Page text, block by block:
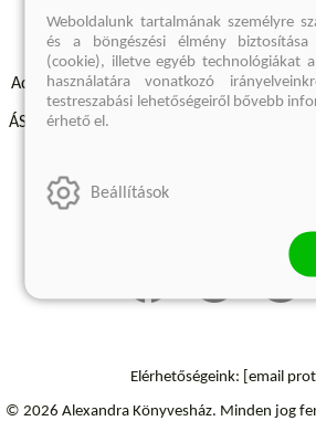
Adatvédelmi szabályzatok Elállási
ÁSZF - Vásárlási feltételek
Szállítási információk
Elérhetőségeink: [email
© 2026 Alexandra Könyvesház. Minden jog
Weboldalunk tartalmának személyre
és a böngészési élmény
(cookie), illetve egyéb technológiákat
használatára vonatkozó
testreszabási lehetőségeiről bővebb
érhető el.
Beállítások